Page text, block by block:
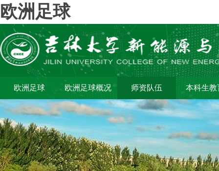
欧洲足球
欧洲足球 欧洲足球概况 师资队伍 本科生教